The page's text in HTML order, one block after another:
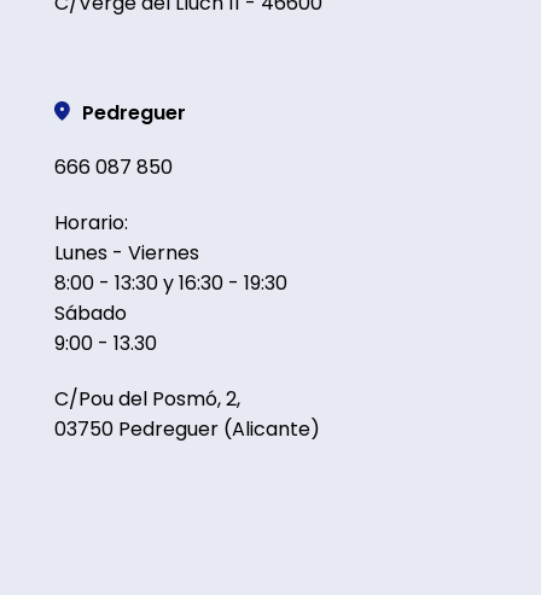
Pedreguer
666 087 850
Horario:
Lunes - Viernes
8:00 - 13:30 y 16:30 - 19:30
Sábado
9:00 - 13.30
C/Pou del Posmó, 2,
03750 Pedreguer (Alicante)